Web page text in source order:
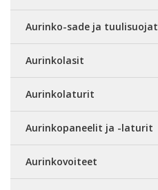
Aurinko-sade ja tuulisuojat
Aurinkolasit
Aurinkolaturit
Aurinkopaneelit ja -laturit
Aurinkovoiteet